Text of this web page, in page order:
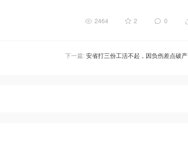
2464 2 0
下一篇:安省打三份工活不起，因负伤差点破产！卖掉房子举家搬去埃德蒙顿躺平！